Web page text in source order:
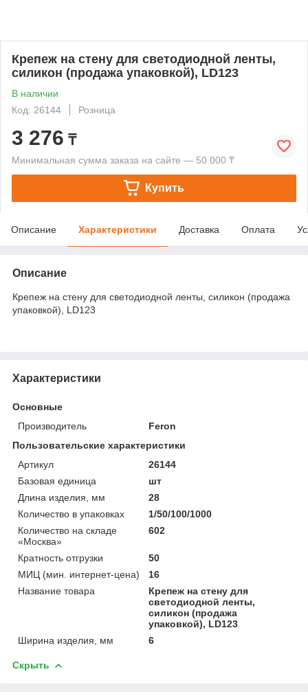
Крепеж на стену для светодиодной ленты,
силикон (продажа упаковкой), LD123
В наличии
Код: 26144
Розница
3 276 ₸
Минимальная сумма заказа на сайте — 50 000 ₸
Купить
Описание Характеристики Доставка Оплата
Описание
Крепеж на стену для светодиодной ленты, силикон (продажа
упаковкой), LD123
Характеристики
Основные
Производитель
Feron
Пользовательские характеристики
Артикул
26144
Базовая единица
шт
Длина изделия, мм
28
Количество в упаковках
1/50/100/1000
Количество на складе
«Москва»
602
Кратность отгрузки
50
МИЦ (мин. интернет-цена)
16
Название товара
Крепеж на стену для
светодиодной ленты,
силикон (продажа
упаковкой), LD123
Ширина изделия, мм
6
Скрыть